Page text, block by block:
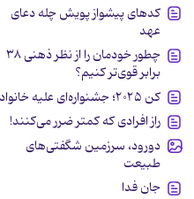
کدهای پیشواز پویش چله دعای
عهد
چطور خودمان را از نظر ذهنی ۳۸
برابر قوی‌تر کنیم؟
کن ۲۰۲۵؛ جشنواره‌ای علیه خانواده
راز افرادی که کمتر ضرر می‌کنند!
دورود، سرزمین شگفتی‌های
طبیعت
جان فدا